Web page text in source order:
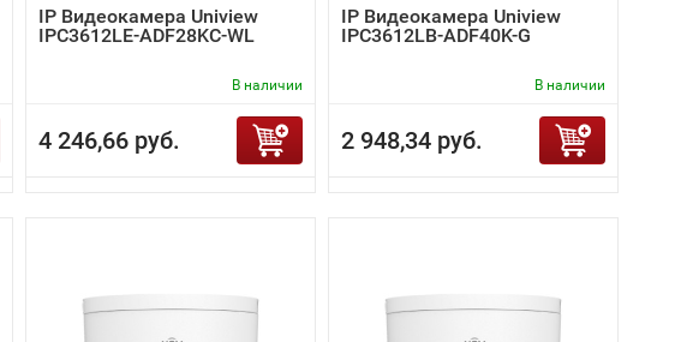
IP Видеокамера Uniview
IPC3612LE-ADF28KC-WL
В наличии
4 246,66 руб.
IP Видеокамера Uniview
IPC3612LB-ADF40K-G
В наличии
2 948,34 руб.